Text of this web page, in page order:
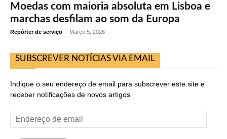
Moedas com maioria absoluta em Lisboa e
marchas desfilam ao som da Europa
Repórter de serviço - Março 5, 2026
SUBSCREVER NOTÍCIAS VIA EMAIL
Indique o seu endereço de email para subscrever este site e
receber notificações de novos artigos
Endereço
de